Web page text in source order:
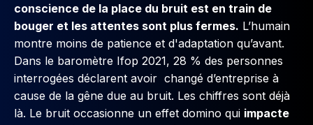
conscience de la place du bruit est en train de
bouger et les attentes sont plus fermes. L’humain
montre moins de patience et d'adaptation qu’avant.
Dans le baromètre Ifop 2021, 28 % des personnes
interrogées déclarent avoir changé d’entreprise à
cause de la gêne due au bruit. Les chiffres sont déjà
là. Le bruit occasionne un effet domino qui impacte